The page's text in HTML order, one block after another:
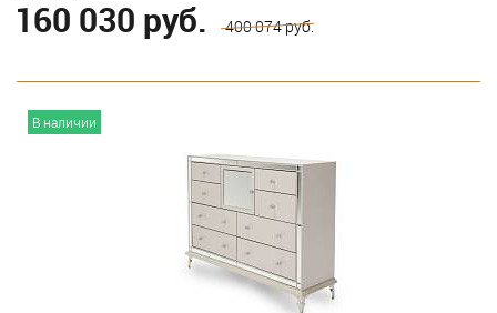
160 030 руб. 400 074 руб.
В наличии